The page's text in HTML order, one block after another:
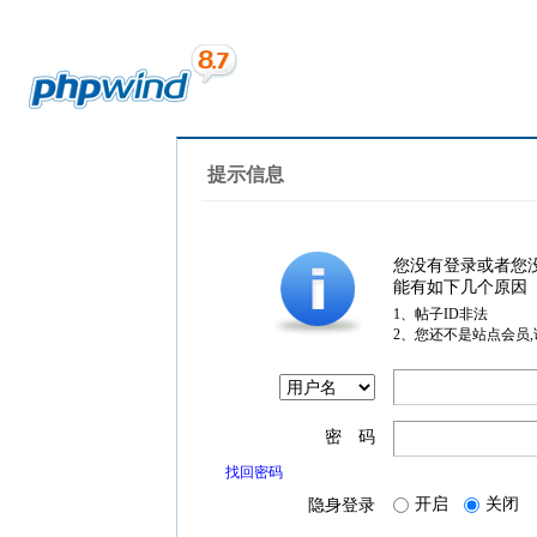
提示信息
您没有登录或者您
能有如下几个原因
1、帖子ID非法
2、您还不是站点会员
密 码
找回密码
隐身登录 开启 关闭